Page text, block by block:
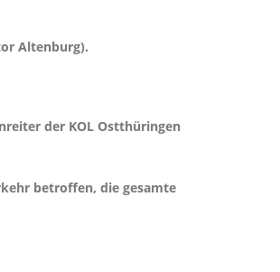
Altenburg).
der KOL Ostthüringen
betroffen, die gesamte